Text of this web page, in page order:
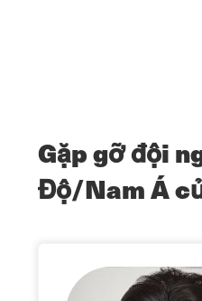
Gặp gỡ đội
Độ/Nam Á